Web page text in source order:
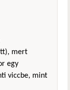
mert
egy
viccbe, mint